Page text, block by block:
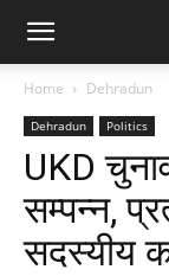
Home Dehradun
Dehradun Politics
UKD
सम्पन्न,
सदस्यीय